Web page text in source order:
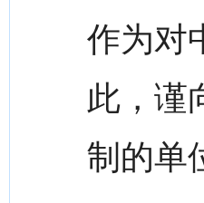
作为对
此，谨
制的单